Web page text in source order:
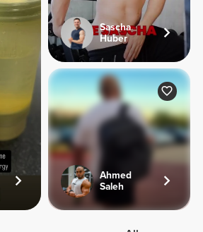
Sascha
Huber
Ahmed
Saleh